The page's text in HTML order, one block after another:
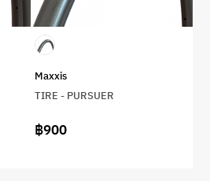
Maxxis
TIRE - PURSUER
฿900